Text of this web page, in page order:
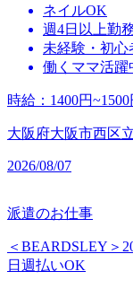
ネイルOK
週4日以上勤
未経験・初心
働くママ活躍
時給 ： 1400円~1500
大阪府大阪市西区
2026/08/07
派遣のお仕事
＜BEARDSLEY＞
日週払いOK